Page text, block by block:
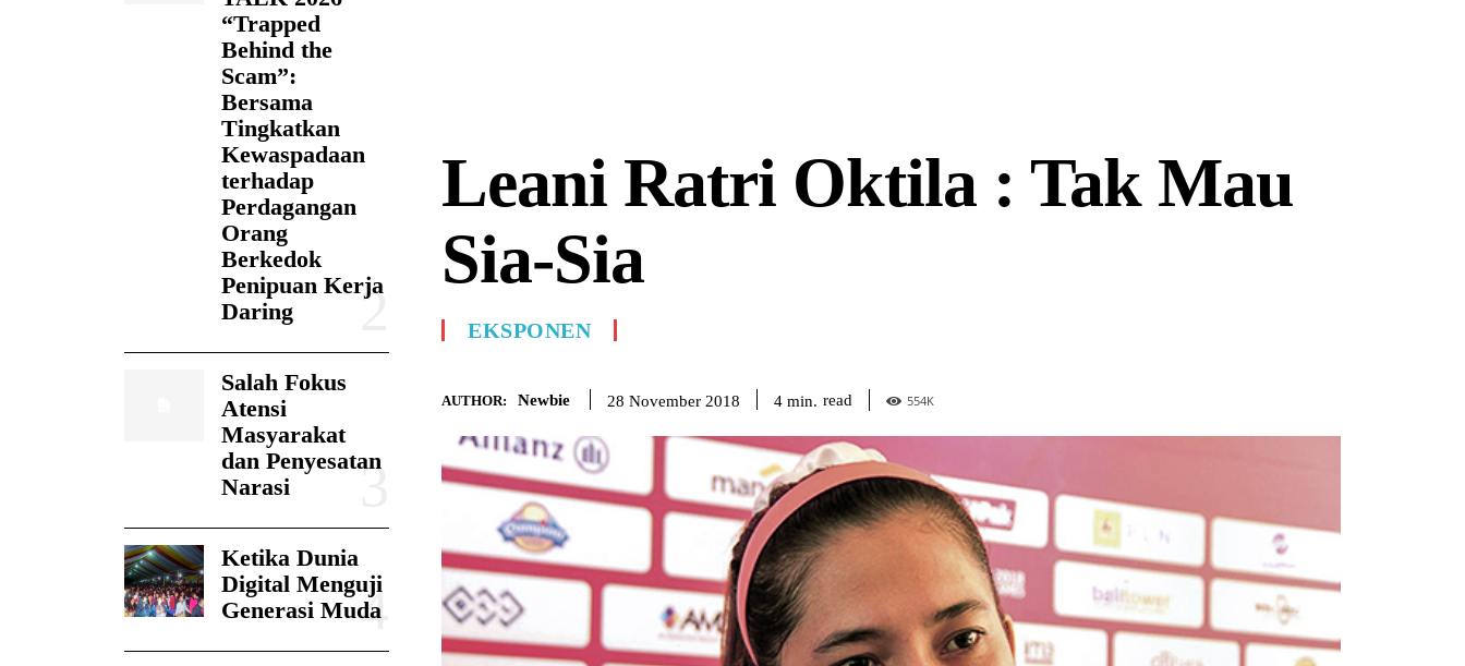
“Trapped
Behind the
Scam”:
Bersama
Tingkatkan
Kewaspadaan
terhadap
Perdagangan
Orang
Berkedok
Penipuan Kerja
Daring
Salah Fokus
Atensi
Masyarakat
dan Penyesatan
Narasi
Ketika Dunia
Digital Menguji
Generasi Muda
Leani Ratri Oktila : Tak Mau
Sia-Sia
EKSPONEN
AUTHOR: Newbie 28 November 2018 4 min. read 554K